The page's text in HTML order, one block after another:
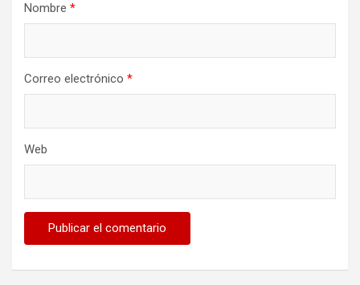
Nombre *
Correo electrónico *
Web